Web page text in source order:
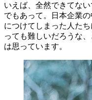
いえば、全然できてな
でもあって。日本企業
につけてしまった人た
っても難しいだろうな
は思っています。